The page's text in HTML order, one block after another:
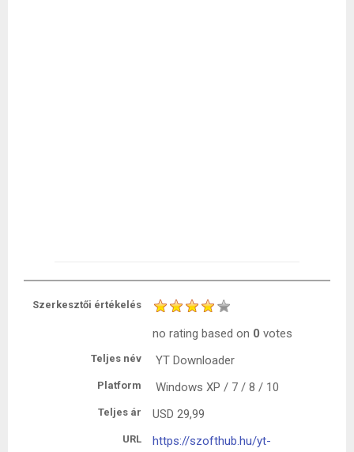
Szerkesztői értékelés
no rating based on 0 votes
Teljes név YT Downloader
Platform Windows XP / 7 / 8 / 10
Teljes ár USD 29,99
URL
https://szofthub.hu/yt-